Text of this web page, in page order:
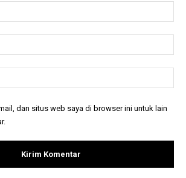
dan situs web saya di browser ini untuk lain